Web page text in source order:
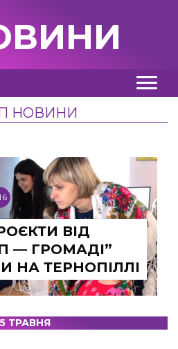
НОВИНИ
ВІД
— ГРОМАДІ”
НА ТЕРНОПІЛЛІ
ТРАВНЯ